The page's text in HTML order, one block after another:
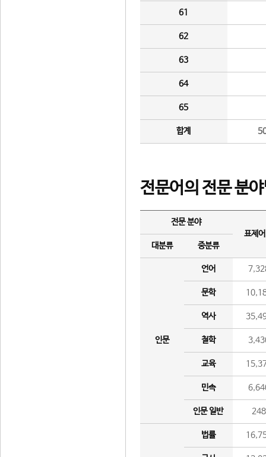
61
62
63
64
65
합계
전문어의 전문 분
전문 분야
표제
대분류
중분류
인문
언어
문학
역사
철학
교육
민속
인문 일반 248
법률